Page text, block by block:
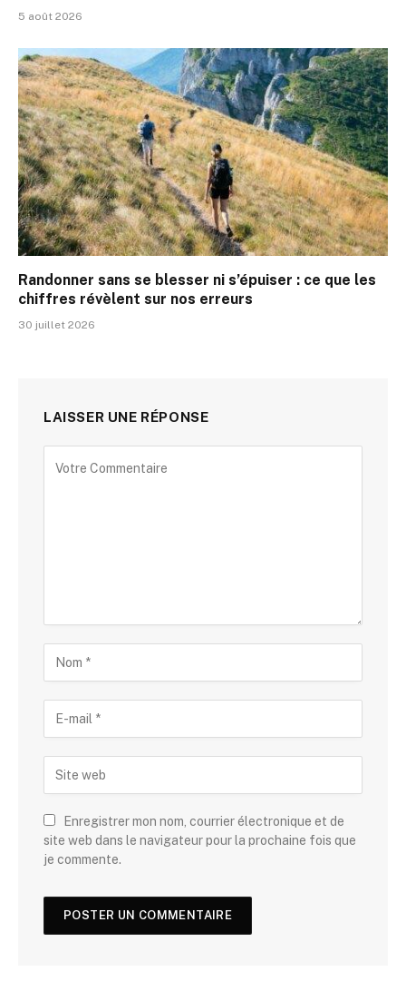
5 août 2026
Randonner sans se blesser ni s’épuiser : ce que les
chiffres révèlent sur nos erreurs
30 juillet 2026
LAISSER UNE RÉPONSE
Enregistrer mon nom, courrier électronique et de
site web dans le navigateur pour la prochaine fois que
je commente.